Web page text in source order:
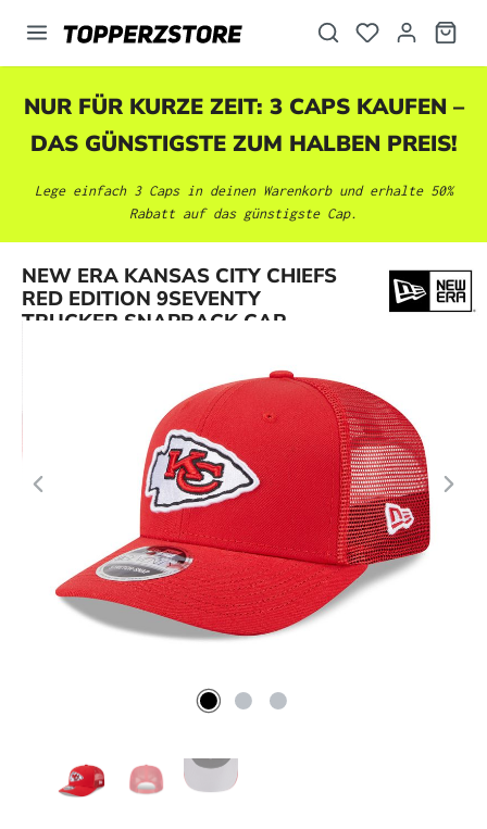
springen
NUR FÜR KURZE ZEIT: 3 CAPS KAUFEN –
DAS GÜNSTIGSTE ZUM HALBEN PREIS!
Lege einfach 3 Caps in deinen Warenkorb und erhalte 50%
Rabatt auf das günstigste Cap.
NEW ERA KANSAS CITY CHIEFS
RED EDITION 9SEVENTY
TRUCKER SNAPBACK CAP
Bildergalerie überspringen